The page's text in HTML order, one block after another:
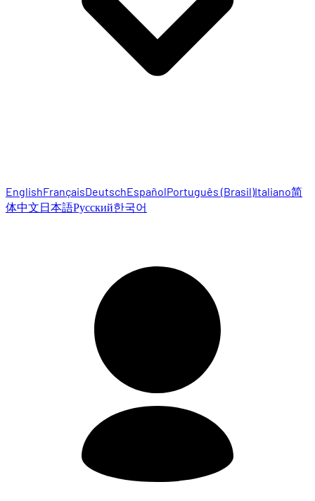
EnglishFrançaisDeutschEspañolPortuguês (Brasil)Italiano简
体中文日本語Русский한국어